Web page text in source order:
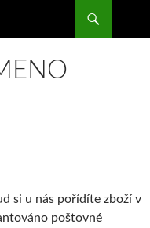
si u nás pořídíte zboží v
poštovné